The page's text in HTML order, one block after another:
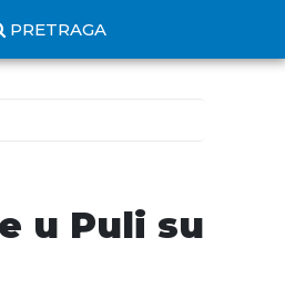
PRETRAGA
u Puli su